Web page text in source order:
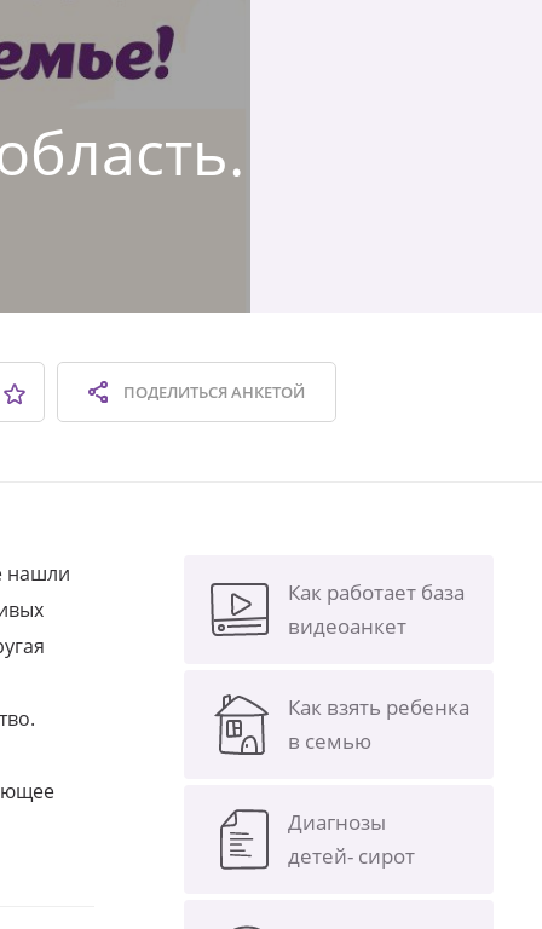
ПОДЕЛИТЬСЯАНКЕТОЙ
нашли
Как работает база
видеоанкет
Как взять ребенка
в семью
Диагнозы
детей- сирот